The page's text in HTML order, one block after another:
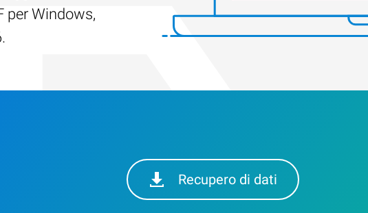
per Windows,
Recupero di dati